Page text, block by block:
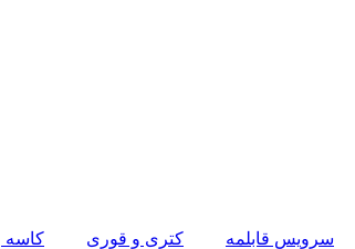
سرویس قابلمه کتری و قوری کاسه